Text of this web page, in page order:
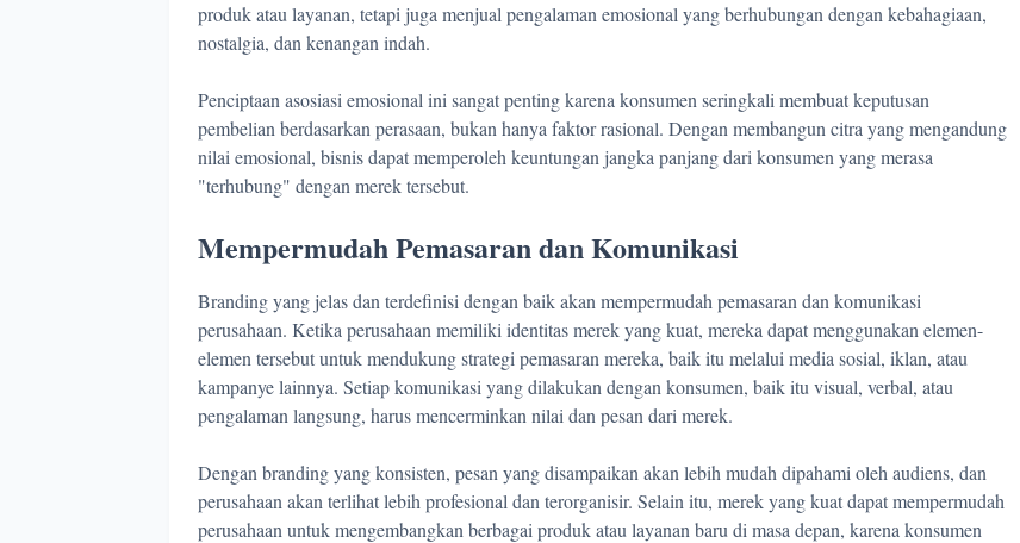
produk atau layanan, tetapi juga menjual pengalaman emosional yang berhubungan dengan kebahagiaan,
nostalgia, dan kenangan indah.
Penciptaan asosiasi emosional ini sangat penting karena konsumen seringkali membuat keputusan
pembelian berdasarkan perasaan, bukan hanya faktor rasional. Dengan membangun citra yang mengandung
nilai emosional, bisnis dapat memperoleh keuntungan jangka panjang dari konsumen yang merasa
"terhubung" dengan merek tersebut.
Mempermudah Pemasaran dan Komunikasi
Branding yang jelas dan terdefinisi dengan baik akan mempermudah pemasaran dan komunikasi
perusahaan. Ketika perusahaan memiliki identitas merek yang kuat, mereka dapat menggunakan elemen-
elemen tersebut untuk mendukung strategi pemasaran mereka, baik itu melalui media sosial, iklan, atau
kampanye lainnya. Setiap komunikasi yang dilakukan dengan konsumen, baik itu visual, verbal, atau
pengalaman langsung, harus mencerminkan nilai dan pesan dari merek.
Dengan branding yang konsisten, pesan yang disampaikan akan lebih mudah dipahami oleh audiens, dan
perusahaan akan terlihat lebih profesional dan terorganisir. Selain itu, merek yang kuat dapat mempermudah
perusahaan untuk mengembangkan berbagai produk atau layanan baru di masa depan, karena konsumen